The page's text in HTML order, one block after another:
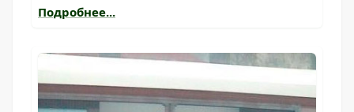
Подробнее...